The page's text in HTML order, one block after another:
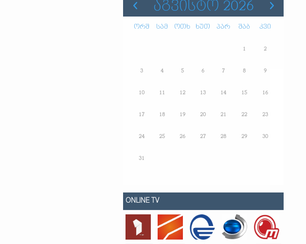
ᲐᲒᲕᲘᲡᲢᲝ 2026
ორშ სამ ოთხ ხუთ პარ შაბ კვი
1 2
3 4 5 6 7 8 9
10 11 12 13 14 15 16
17 18 19 20 21 22 23
24 25 26 27 28 29 30
31
ONLINE TV